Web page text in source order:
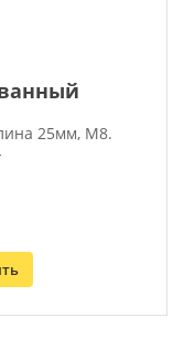
25мм, М8.